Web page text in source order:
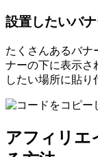
設置したいバ
たくさんあるバナ
ナーの下に表示さ
したい場所に貼り
アフィリエ